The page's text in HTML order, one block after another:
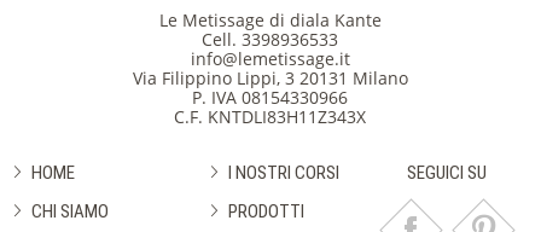
Le Metissage di diala Kante
Cell.3398936533
info@lemetissage.it
Via Filippino Lippi, 3 20131 Milano
P. IVA 08154330966
C.F. KNTDLI83H11Z343X
HOME
CHI SIAMO
I NOSTRI CORSI
PRODOTTI
SEGUICI SU